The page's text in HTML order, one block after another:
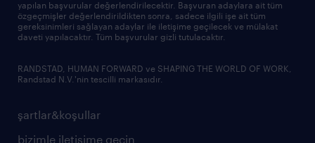
şartlar&koşullar
bizimle iletişime geçin
yapılan başvurular değerlendirilecektir. Başvuran adaylara ait tüm
özgeçmişler değerlendirildikten sonra, sadece ilgili işe ait tüm
gereksinimleri sağlayan adaylar ile iletişime geçilecek ve mülakat
daveti yapılacaktır. Tüm başvurular gizli tutulacaktır.
RANDSTAD, HUMAN FORWARD ve SHAPING THE WORLD OF WORK,
Randstad N.V.'nin tescilli markasıdır.